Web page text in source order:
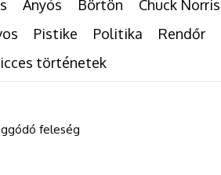
Anyós Börtön Chuck Norris
Pistike Politika Rendőr
történetek
feleség